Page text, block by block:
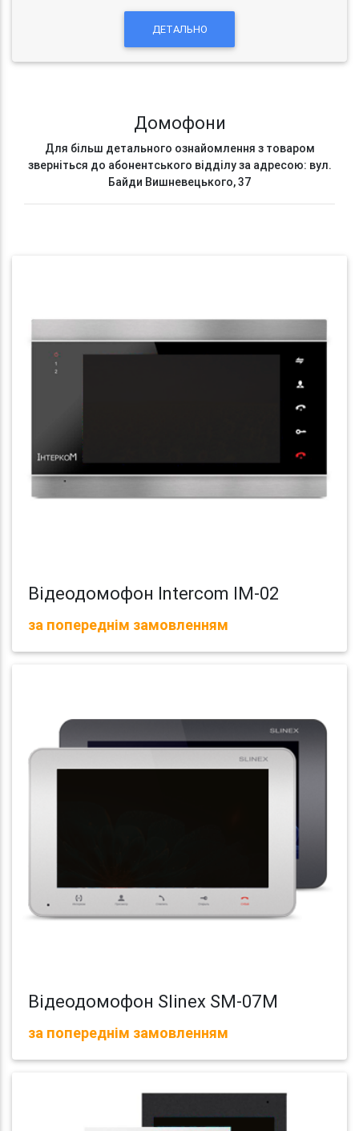
ДЕТАЛЬНО
Домофони
Для більш детального ознайомлення з товаром
зверніться до абонентського відділу за адресою: вул.
Байди Вишневецького, 37
Відеодомофон Intercom IM-02
за попереднім замовленням
Відеодомофон Slinex SM-07M
за попереднім замовленням